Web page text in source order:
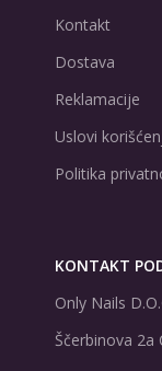
Kontakt
Dostava
Reklamacije
Uslovi
Politika
KONTAKT
Only Nails
Ščerbinova 2a